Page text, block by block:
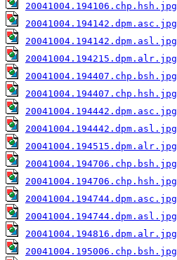
20041004.194106.chp.hsh.jpg
20041004.194142.dpm.asc.jpg
20041004.194142.dpm.asl.jpg
20041004.194215.dpm.alr.jpg
20041004.194407.chp.bsh.jpg
20041004.194407.chp.hsh.jpg
20041004.194442.dpm.asc.jpg
20041004.194442.dpm.asl.jpg
20041004.194515.dpm.alr.jpg
20041004.194706.chp.bsh.jpg
20041004.194706.chp.hsh.jpg
20041004.194744.dpm.asc.jpg
20041004.194744.dpm.asl.jpg
20041004.194816.dpm.alr.jpg
20041004.195006.chp.bsh.jpg